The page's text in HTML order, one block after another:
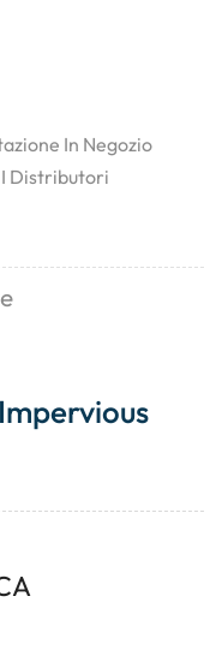
In Negozio
Distributori